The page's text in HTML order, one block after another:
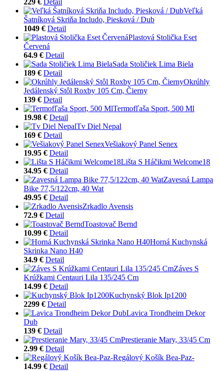
Veľká
Šatníková Skriňa Includo, Piesková / Dub
1049 € Detail
Plastová Stolička Eset
Červená
64.9 € Detail
Sada Stoličiek Lima Biela
189 € Detail
Okrúhly
Jedálenský Stôl Roxby 105 Cm, Čierny
139 € Detail
Termofľaša Sport, 500 Ml
19.98 € Detail
Tv Diel Nepal
169 € Detail
Vešiakový Panel Senex
19.95 € Detail
Lišta S Háčikmi Welcome18
34.95 € Detail
Zavesná Lampa
Bike 77,5/122cm, 40 Wat
49.95 € Detail
Zrkadlo Avensis
72.9 € Detail
Toastovač Bernd
10.99 € Detail
Horná Kuchynská
Skrinka Nano H40
34.9 € Detail
Záves S
Krúžkami Centauri Lila 135/245 Cm
14.99 € Detail
Kuchynský Blok Ip1200
2299 € Detail
Lavica Trondheim Dekor
Dub
139 € Detail
Prestieranie Mary, 33/45 Cm
2.99 € Detail
Regálový Košík Bea-Paz-
14.99 € Detail